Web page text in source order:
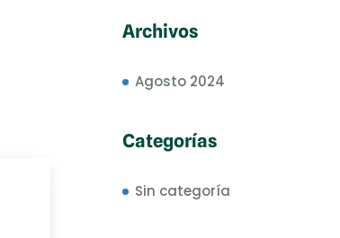
Archivos
Agosto 2024
Categorías
Sin categoría